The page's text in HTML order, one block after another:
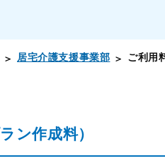
居宅介護支援事業部 ご利用
ン作成料）